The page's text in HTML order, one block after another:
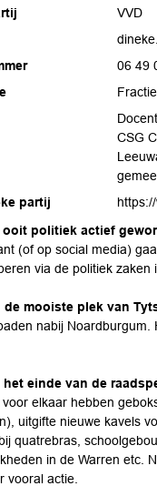
VVD
06 49
CSG
partij
ooit politiek actief
(of op social media)
via de politiek zaken
de mooiste plek van
nabij
het einde van de
elkaar hebben
uitgifte nieuwe kavels
quatrebras,
in de Warren etc.
vooral actie.